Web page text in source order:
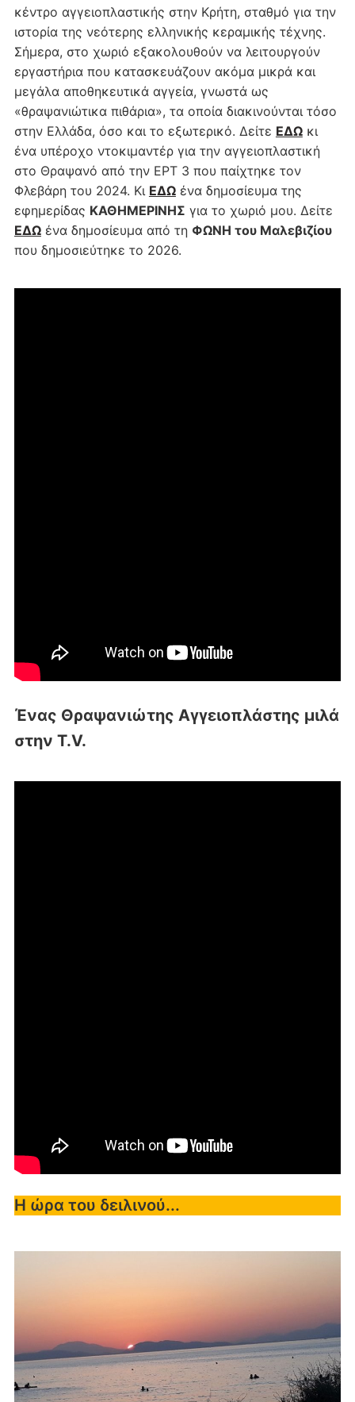
κέντρο αγγειοπλαστικής στην Κρήτη, σταθμό για την
ιστορία της νεότερης ελληνικής κεραμικής τέχνης.
Σήμερα, στο χωριό εξακολουθούν να λειτουργούν
εργαστήρια που κατασκευάζουν ακόμα μικρά και
μεγάλα αποθηκευτικά αγγεία, γνωστά ως
«θραψανιώτικα πιθάρια», τα οποία διακινούνται τόσο
στην Ελλάδα, όσο και το εξωτερικό. Δείτε ΕΔΩκι
ένα υπέροχο ντοκιμαντέρ για την αγγειοπλαστική
στο Θραψανό από την ΕΡΤ 3 που παίχτηκε τον
Φλεβάρη του 2024. Κι ΕΔΩένα δημοσίευμα της
εφημερίδας ΚΑΘΗΜΕΡΙΝΗΣ για το χωριό μου. Δείτε
ΕΔΩένα δημοσίευμα από τη ΦΩΝΗ του Μαλεβιζίου
που δημοσιεύτηκε το 2026.
Ένας Θραψανιώτης Αγγειοπλάστης μιλά
στην T.V.
Η ώρα του δειλινού...